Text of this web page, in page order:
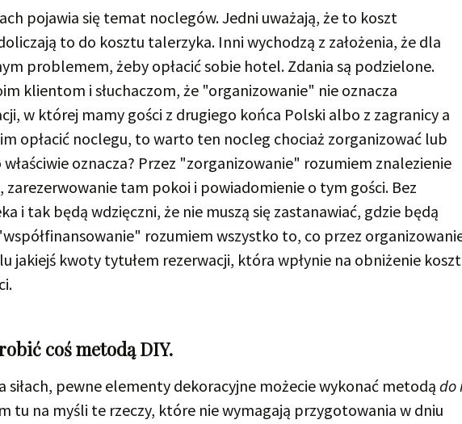
pojawia się temat noclegów. Jedni uważają, że to koszt
to do kosztu talerzyka. Inni wychodzą z założenia, że dla
problemem, żeby opłacić sobie hotel. Zdania są podzielone.
klientom i słuchaczom, że "organizowanie" nie oznacza
w której mamy gości z drugiego końca Polski albo z zagranicy a
opłacić noclegu, to warto ten nocleg chociaż zorganizować lub
oznacza? Przez "zorganizowanie" rozumiem znalezienie
zarezerwowanie tam pokoi i powiadomienie o tym gości. Bez
i tak będą wdzięczni, że nie muszą się zastanawiać, gdzie będą
rozumiem wszystko to, co przez
jakiejś kwoty tytułem rezerwacji, która wpłynie na obniżenie
coś metodą DIY.
siłach, pewne elementy dekoracyjne możecie wykonać metodą do
tu na myśli te rzeczy, które nie wymagają przygotowania w dniu